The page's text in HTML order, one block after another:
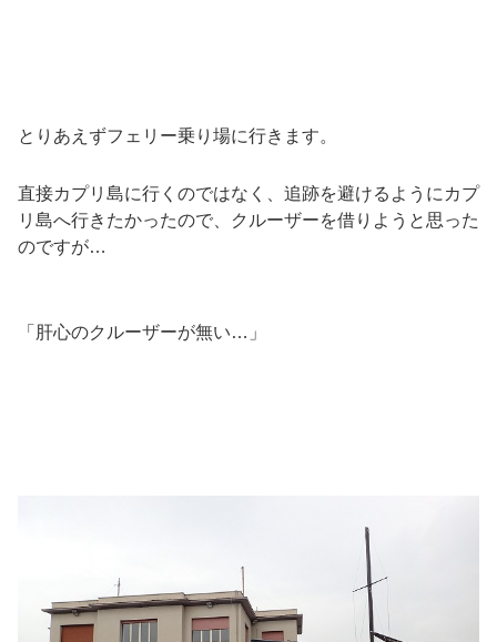
とりあえずフェリー乗り場に行きます。
直接カプリ島に行くのではなく、追跡を避けるようにカプ
リ島へ行きたかったので、クルーザーを借りようと思った
のですが…
「肝心のクルーザーが無い…」